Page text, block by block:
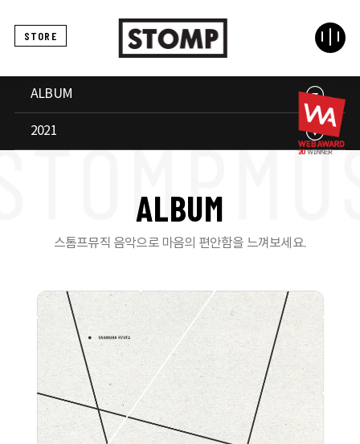
STORE
ALBUM
2021
ALBUM
스톰프뮤직 음악으로 마음의 편안함을 느껴보세요.